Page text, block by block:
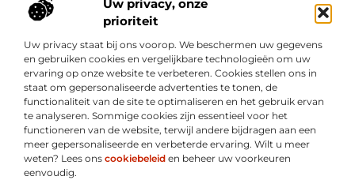
Uw privacy, onze
prioriteit
Uw privacy staat bij ons voorop. We beschermen uw gegevens
en gebruiken cookies en vergelijkbare technologieën om uw
ervaring op onze website te verbeteren. Cookies stellen ons in
staat om gepersonaliseerde advertenties te tonen, de
functionaliteit van de site te optimaliseren en het gebruik ervan
te analyseren. Sommige cookies zijn essentieel voor het
functioneren van de website, terwijl andere bijdragen aan een
meer gepersonaliseerde en verbeterde ervaring. Wilt u meer
weten? Lees ons cookiebeleid en beheer uw voorkeuren
eenvoudig.
Over
Bedrijf
” Jouw bron voor kennis, inzichten en inspiratie “
Laat je meenemen in diepgaande content, slimme tips
en waardevolle inzichten die je blik verruimen. Welkom
bij Webmasterpoint.nl – dé plek voor informatie die
inspireert en bijdraagt aan jouw online succes.
Onze informatie